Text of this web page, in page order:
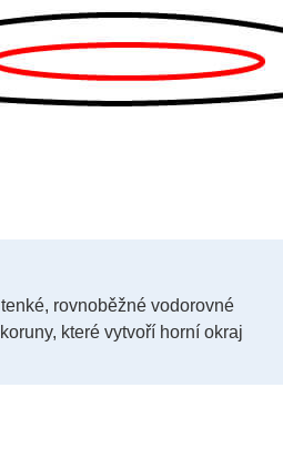
rovnoběžné vodorovné
které vytvoří horní okraj